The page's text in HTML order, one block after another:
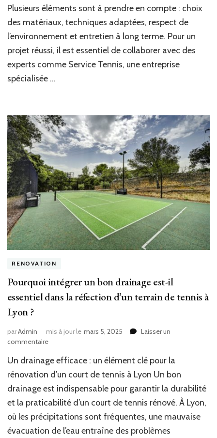
tennis
à
:
Comment
assurer
projet
Plusieurs éléments sont à prendre en compte : choix
des matériaux, techniques adaptées, respect de
l’environnement et entretien à long terme. Pour un
projet réussi, il est essentiel de collaborer avec des
experts comme Service Tennis, une entreprise
spécialisée …
RENOVATION
Pourquoi intégrer un bon drainage est-il
essentiel dans la réfection d’un terrain de tennis à
Lyon ?
parAdmin mis à jour le mars 5, 2025
Laisser un
commentairesur
intégrer
un
drainage
est-
il
essentiel
dans
Un drainage efficace : un élément clé pour la
rénovation d’un court de tennis à Lyon Un bon
drainage est indispensable pour garantir la durabilité
et la praticabilité d’un court de tennis rénové. À Lyon,
où les précipitations sont fréquentes, une mauvaise
évacuation de l’eau entraîne des problèmes